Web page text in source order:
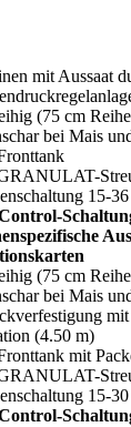
mit Aussaat
(75 cm
bei Mais
15-
(75 cm
bei Mais
(4.50 m)
mit
15-